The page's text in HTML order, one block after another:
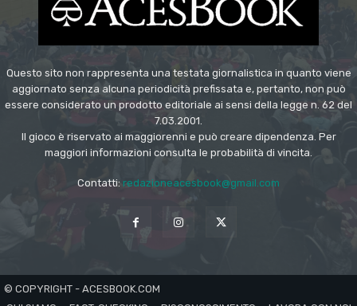
Questo sito non rappresenta una testata giornalistica in quanto viene
aggiornato senza alcuna periodicità prefissata e, pertanto, non può
essere considerato un prodotto editoriale ai sensi della legge n. 62 del
7.03.2001.
Il gioco è riservato ai maggiorenni e può creare dipendenza. Per
maggiori informazioni consulta le probabilità di vincita.
Contatti: redazioneacesbook@gmail.com
© COPYRIGHT - ACESBOOK.COM